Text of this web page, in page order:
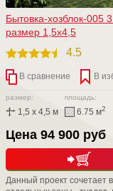
Бытовка-хозблок-005
размер 1,5х4,5
4.5
В сравнение В
размер:
1,5 x 4,5 м
площадь:
6.75 м2
Цена 94 900 руб
Данный проект сочетает